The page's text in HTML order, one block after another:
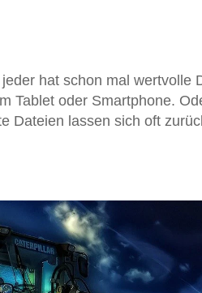
hat schon mal wertvolle
Tablet oder Smartphone.
Dateien lassen sich oft